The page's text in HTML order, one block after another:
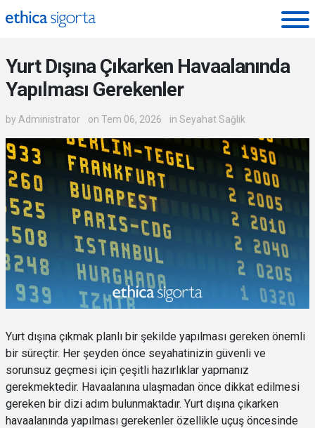
Yurt Dışına Çıkarken Havaalanında
Yapılması Gerekenler
by Administrator on Tem 06, 2026 in Seyahat Sağlık
Yurt dışına çıkmak planlı bir şekilde yapılması gereken önemli
bir süreçtir. Her şeyden önce seyahatinizin güvenli ve
sorunsuz geçmesi için çeşitli hazırlıklar yapmanız
gerekmektedir. Havaalanına ulaşmadan önce dikkat edilmesi
gereken bir dizi adım bulunmaktadır. Yurt dışına çıkarken
havaalanında yapılması gerekenler özellikle uçuş öncesinde